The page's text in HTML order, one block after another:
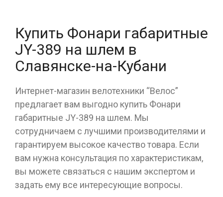
Купить Фонари габаритные
JY-389 на шлем в
Славянске-на-Кубани
Интернет-магазин велотехники “Велос”
предлагает вам выгодно купить Фонари
габаритные JY-389 на шлем. Мы
сотрудничаем с лучшими производителями и
гарантируем высокое качество товара. Если
вам нужна консультация по характеристикам,
вы можете связаться с нашим экспертом и
задать ему все интересующие вопросы.